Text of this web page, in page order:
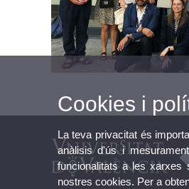
Cookies i
La teva privacitat és
anàlisis d'ús i
funcionalitats a les xarxes
nostres cookies. Per a